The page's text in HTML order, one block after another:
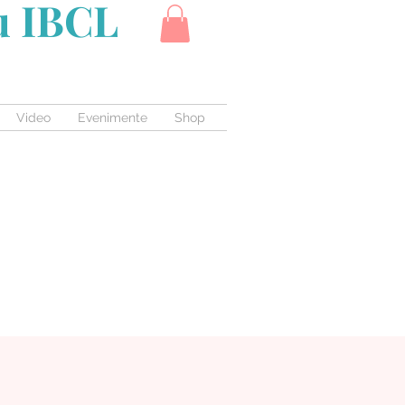
IBCL
Video Evenimente Shop